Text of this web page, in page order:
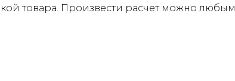
товара. Произвести расчет можно любым